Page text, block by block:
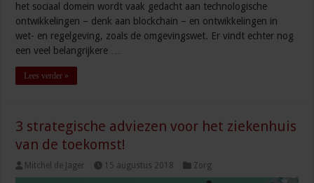
het sociaal domein wordt vaak gedacht aan technologische
ontwikkelingen – denk aan blockchain – en ontwikkelingen in
wet- en regelgeving, zoals de omgevingswet. Er vindt echter nog
een veel belangrijkere …
Lees verder »
3 strategische adviezen voor het ziekenhuis
van de toekomst!
Mitchel de Jager 15 augustus 2018 Zorg